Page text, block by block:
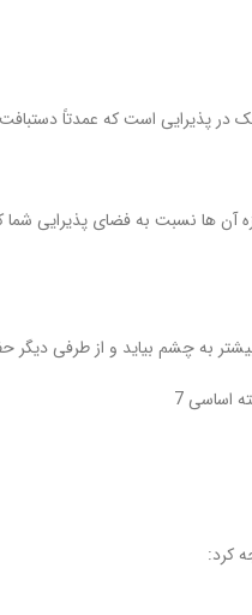
در پذیرایی است که عمدتاً
آن ها نسبت به فضای پذیرایی
به چشم بیاید و از طرفی دیگر
کرد: